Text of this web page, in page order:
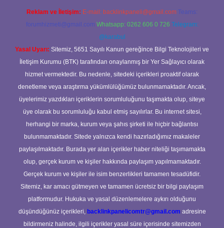
Reklam ve İletişim: E-mail: backlinkpaneli@gmail.com Teams:
forumhizmeti@gmail.com Whatsapp: 0262 606 0 726 Telegram:
@karabul
Yasal Uyarı: Sitemiz, 5651 Sayılı Kanun gereğince Bilgi Teknolojileri ve
İletişim Kurumu (BTK) tarafından onaylanmış bir Yer Sağlayıcı olarak
hizmet vermektedir. Bu nedenle, sitedeki içerikleri proaktif olarak
denetleme veya araştırma yükümlülüğümüz bulunmamaktadır. Ancak,
üyelerimiz yazdıkları içeriklerin sorumluluğunu taşımakta olup, siteye
üye olarak bu sorumluluğu kabul etmiş sayılırlar. Bu internet sitesi,
herhangi bir marka, kurum veya şahıs şirketi ile hiçbir bağlantısı
bulunmamaktadır. Sitede yalnızca kendi hazırladığımız makaleler
paylaşılmaktadır. Burada yer alan içerikler haber niteliği taşımamakta
olup, gerçek kurum ve kişiler hakkında paylaşım yapılmamaktadır.
Gerçek kurum ve kişiler ile isim benzerlikleri tamamen tesadüfidir.
Sitemiz, kar amacı gütmeyen ve tamamen ücretsiz bir bilgi paylaşım
platformudur. Hukuka ve yasal düzenlemelere aykırı olduğunu
düşündüğünüz içerikleri, backlinkpanelicomtr@gmail.com adresine
bildirmeniz halinde, ilgili içerikler yasal süre içerisinde sitemizden